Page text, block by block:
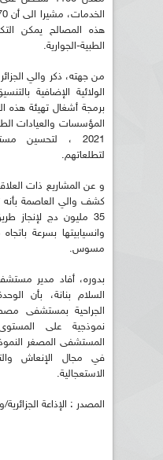
هذه المصالح يمكن
الطبية-الجوارية.
من جهته، ذكر والي
الولائية الإضافية
برمجة أشغال تهيئة هذه
المؤسسات والعيادات
2021 ، لتحسين
لتطلعاتهم.
و عن المشاريع ذات
كشف والي العاصمة
35 مليون دج لإنجاز
وانسيابيتها بسرعة
مسوس.
بدوره، أفاد مدير
السلام بنانة، بأن
الجراحية بمستشفى
نموذجية على
المستشفى المصغر
في مجال الإنعاش
الاستعجالية.
المصدر : الإذاعة الجزائرية/